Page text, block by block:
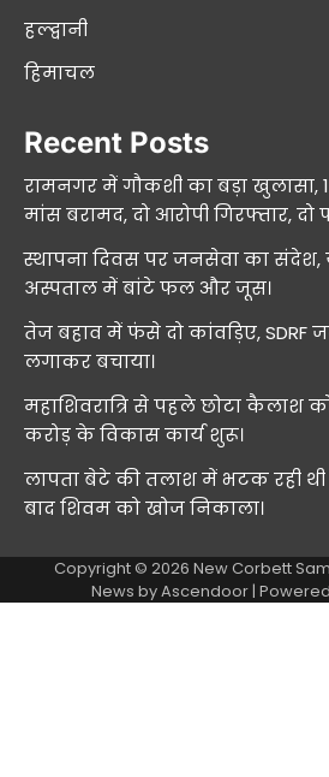
हल्द्वानी
हिमाचल
Recent Posts
रामनगर में गौकशी का बड़ा खुलासा,
मांस बरामद, दो आरोपी गिरफ्तार, दो
स्थापना दिवस पर जनसेवा का संदेश,
अस्पताल में बांटे फल और जूस।
तेज बहाव में फंसे दो कांवड़िए, SDRF
लगाकर बचाया।
महाशिवरात्रि से पहले छोटा कैलाश
करोड़ के विकास कार्य शुरू।
लापता बेटे की तलाश में भटक रही
बाद शिवम को खोज निकाला।
Copyright © 2026 New Corbett
News byAscendoor|